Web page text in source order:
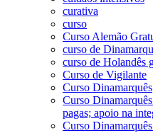
curativa
curso
Curso Alemão
curso de
curso de Holandês
Curso de Vigilante
Curso Dinamarquês
Curso
pagas; apoio na
Curso